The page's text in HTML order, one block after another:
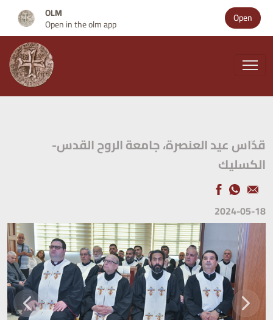
Open
OLM
Open in the olm app
قدّاس عيد العنصرة، جامعة الروح القدس-
الكسليك
2024-05-18